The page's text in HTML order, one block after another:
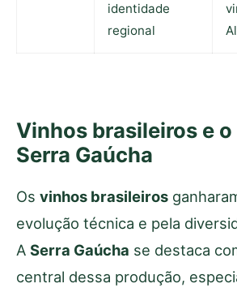
identidade
regional
Vinhos brasileiros e o
Serra Gaúcha
Os vinhos brasileiros
evolução técnica e pela
A Serra Gaúcha se destaca
central dessa produção,